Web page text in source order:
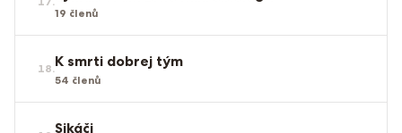
19 členů
18.K smrti dobrej tým
54 členů
Sikáči